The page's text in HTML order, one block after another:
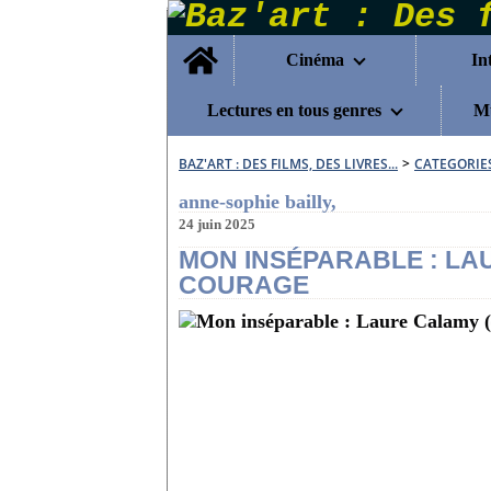
Home
Cinéma
Lectures en tous genres
BAZ'ART : DES FILMS, DES LIVRES... >
anne-sophie bailly,
24 juin 2025
MON INSÉPARABLE :
COURAGE